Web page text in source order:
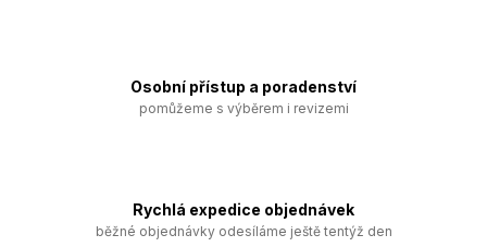
Osobní přístup a poradenství
pomůžeme s výběrem i revizemi
Rychlá expedice objednávek
běžné objednávky odesíláme ještě tentýž den